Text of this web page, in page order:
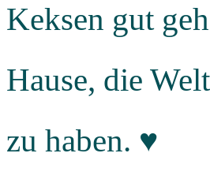
Keksen gut
Hause, die
zu haben. ♥️